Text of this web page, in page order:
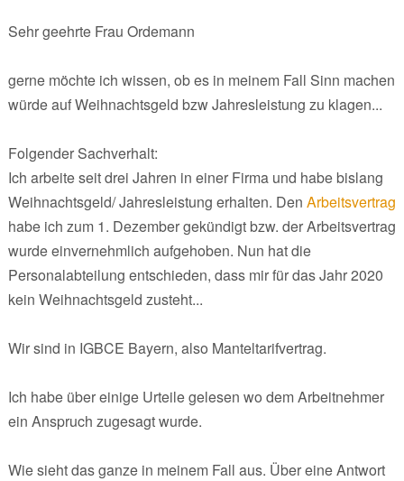
Sehr geehrte Frau Ordemann
gerne möchte ich wissen, ob es in meinem Fall Sinn machen
würde auf Weihnachtsgeld bzw Jahresleistung zu klagen...
Folgender Sachverhalt:
Ich arbeite seit drei Jahren in einer Firma und habe bislang
Weihnachtsgeld/ Jahresleistung erhalten. Den Arbeitsvertrag
habe ich zum 1. Dezember gekündigt bzw. der Arbeitsvertrag
wurde einvernehmlich aufgehoben. Nun hat die
Personalabteilung entschieden, dass mir für das Jahr 2020
kein Weihnachtsgeld zusteht...
Wir sind in IGBCE Bayern, also Manteltarifvertrag.
Ich habe über einige Urteile gelesen wo dem Arbeitnehmer
ein Anspruch zugesagt wurde.
Wie sieht das ganze in meinem Fall aus. Über eine Antwort